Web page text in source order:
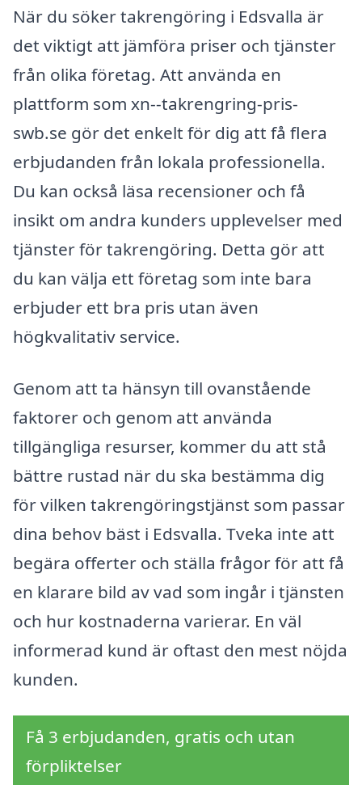
När du söker takrengöring i Edsvalla är
det viktigt att jämföra priser och tjänster
från olika företag. Att använda en
plattform som xn--takrengring-pris-
swb.se gör det enkelt för dig att få flera
erbjudanden från lokala professionella.
Du kan också läsa recensioner och få
insikt om andra kunders upplevelser med
tjänster för takrengöring. Detta gör att
du kan välja ett företag som inte bara
erbjuder ett bra pris utan även
högkvalitativ service.
Genom att ta hänsyn till ovanstående
faktorer och genom att använda
tillgängliga resurser, kommer du att stå
bättre rustad när du ska bestämma dig
för vilken takrengöringstjänst som passar
dina behov bäst i Edsvalla. Tveka inte att
begära offerter och ställa frågor för att få
en klarare bild av vad som ingår i tjänsten
och hur kostnaderna varierar. En väl
informerad kund är oftast den mest nöjda
kunden.
Få 3 erbjudanden, gratis och utan
förpliktelser